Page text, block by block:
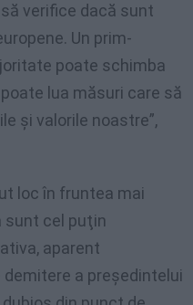
verifice dacă sunt
Un prim-
poate schimba
lua măsuri care să
şi valorile noastre”,
loc în fruntea mai
sunt cel puţin
aparent
a preşedintelui